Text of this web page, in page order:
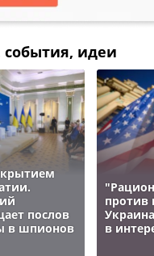
идеи
послов
в шпионов
против
в